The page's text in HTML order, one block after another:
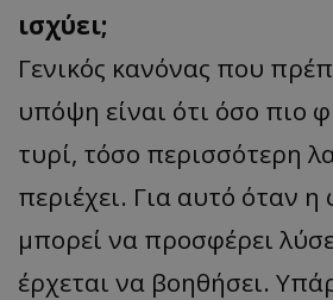
ισχύει;
Γενικός κανόνας που
υπόψη είναι ότι όσο πιο
τυρί, τόσο περισσότερη
περιέχει. Για αυτό όταν
μπορεί να προσφέρει
έρχεται να βοηθήσει.